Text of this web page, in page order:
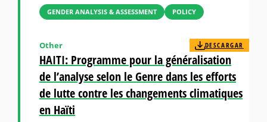
GENDER ANALYSIS & ASSESSMENT POLICY
HAITI: Programme pour la généralisation
de l’analyse selon le Genre dans les efforts
de lutte contre les changements climatiques
en Haïti
Other DESCARGAR